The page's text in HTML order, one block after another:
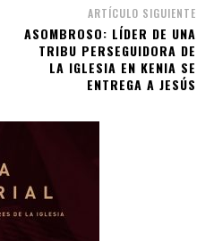
ARTÍCULO SIGUIENTE
ASOMBROSO: LÍDER DE UNA
TRIBU PERSEGUIDORA DE
LA IGLESIA EN KENIA SE
ENTREGA A JESÚS